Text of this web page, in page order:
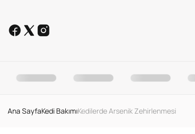
Ana SayfaKedi BakımıKedilerde Arsenik Zehirlenmesi